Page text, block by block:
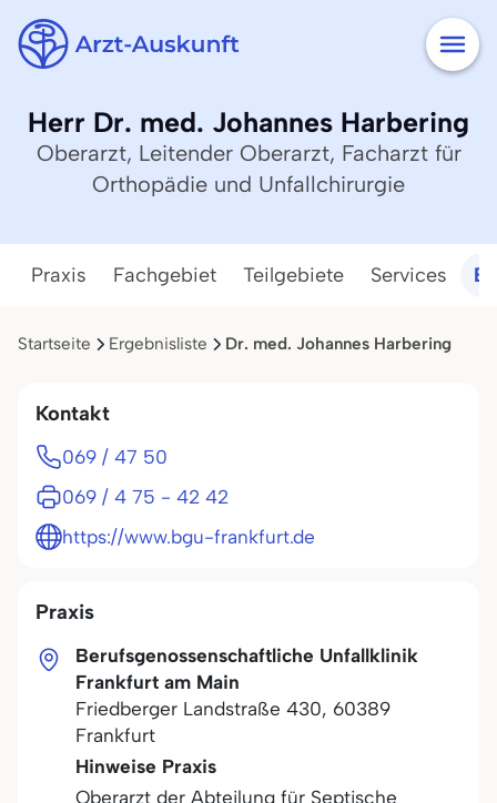
Herr Dr. med. Johannes Harbering
Oberarzt, Leitender Oberarzt, Facharzt für
Orthopädie und Unfallchirurgie
Praxis Fachgebiet Teilgebiete Services
Startseite Ergebnisliste Dr. med. Johannes Harbering
Praxis
Berufsgenossenschaftliche Unfallklinik
Frankfurt am Main
Friedberger Landstraße 430, 60389
Frankfurt
Hinweise Praxis
Oberarzt der Abteilung für Septische
Kontakt
069 / 47 50
069 / 4 75 - 42 42
https://www.bgu-frankfurt.de